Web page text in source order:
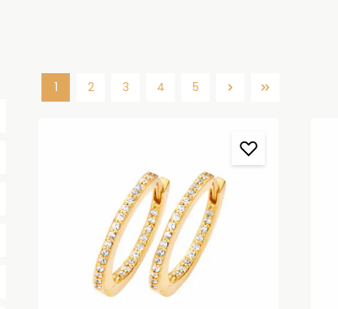
Side
1 Side
2 Side
3 Side
4 Side
5